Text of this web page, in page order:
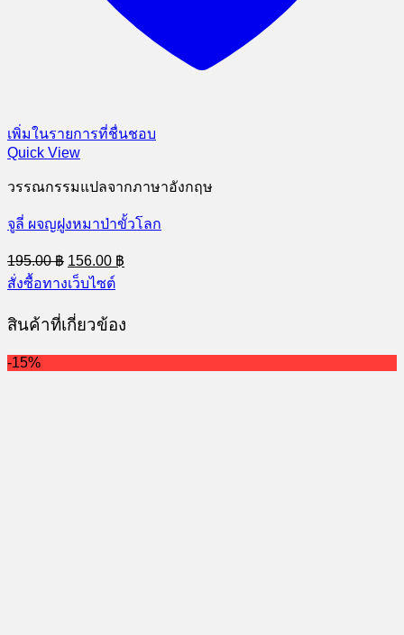
เพิ่มในรายการที่ชื่นชอบ
Quick View
วรรณกรรมแปลจากภาษาอังกฤษ
จูลี่ ผจญฝูงหมาป่าขั้วโลก
195.00฿ Original
price
was:
156.00 ฿
price
สั่งซื้อทางเว็บไซต์
สินค้าที่เกี่ยวข้อง
-15%